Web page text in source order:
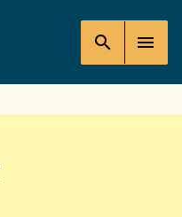
search menu